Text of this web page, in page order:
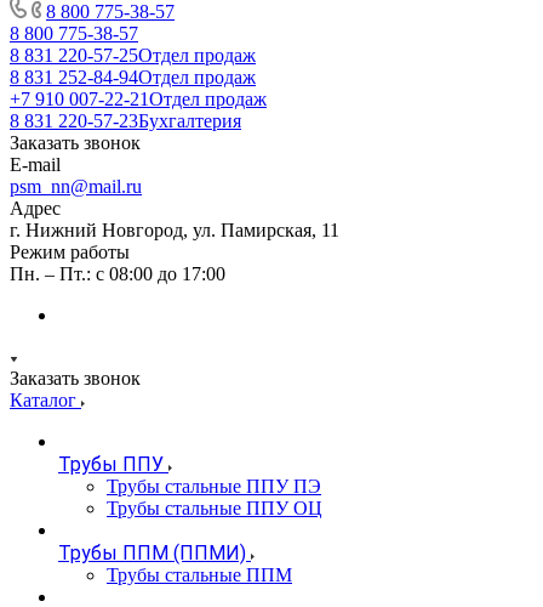
8 800 775-38-57
8 800 775-38-57
8 831 220-57-25Отдел продаж
8 831 252-84-94Отдел продаж
+7 910 007-22-21Отдел продаж
8 831 220-57-23Бухгалтерия
Заказать звонок
E-mail
psm_nn@mail.ru
Адрес
г. Нижний Новгород, ул. Памирская, 11
Режим работы
Пн. – Пт.: с 08:00 до 17:00
Заказать звонок
Каталог
Трубы ППУ
Трубы стальные ППУ ПЭ
Трубы стальные ППУ ОЦ
Трубы ППМ (ППМИ)
Трубы стальные ППМ